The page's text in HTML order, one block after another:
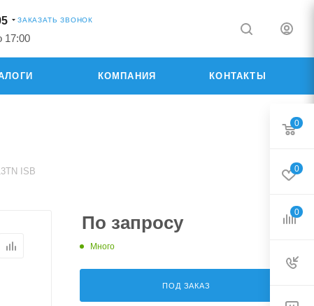
ЗАКАЗАТЬ ЗВОНОК
17:00
КОМПАНИЯ КОНТАКТЫ
ISB
По запросу
Много
ПОД ЗАКАЗ
0
0
0